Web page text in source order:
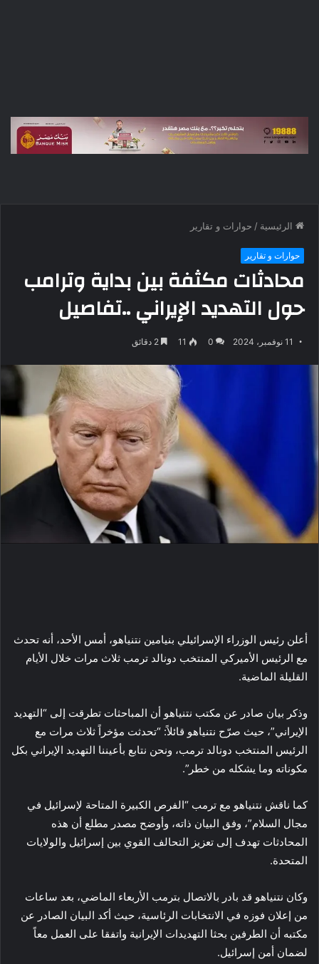
الرئيسية / حوارات و تقارير
حوارات و تقارير
محادثات مكثفة بين بداية وترامب
حول التهديد الإيراني ..تفاصيل
11 نوفمبر، 2024 0
11
أعلن رئيس الوزراء الإسرائيلي بنيامين نتنياهو، أمس الأحد، أنه تحدث
مع الرئيس الأميركي المنتخب دونالد ترمب ثلاث مرات خلال الأيام
القليلة الماضية.
وذكر بيان صادر عن مكتب نتنياهو أن المباحثات تطرقت إلى “التهديد
الإيراني”، حيث صرّح نتنياهو قائلاً: “تحدثت مؤخراً ثلاث مرات مع
الرئيس المنتخب دونالد ترمب، ونحن نتابع بأعيننا التهديد الإيراني بكل
مكوناته وما يشكله من خطر”.
كما ناقش نتنياهو مع ترمب “الفرص الكبيرة المتاحة لإسرائيل في
مجال السلام”، وفق البيان ذاته، وأوضح مصدر مطلع أن هذه
المحادثات تهدف إلى تعزيز التحالف القوي بين إسرائيل والولايات
المتحدة.
وكان نتنياهو قد بادر بالاتصال بترمب الأربعاء الماضي، بعد ساعات
من إعلان فوزه في الانتخابات الرئاسية، حيث أكد البيان الصادر عن
مكتبه أن الطرفين بحثا التهديدات الإيرانية واتفقا على العمل معاً
لضمان أمن إسرائيل.